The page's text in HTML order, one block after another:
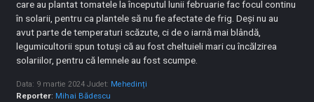
care au plantat tomatele la începutul lunii februarie fac focul continu
în solarii, pentru ca plantele să nu fie afectate de frig. Deși nu au
avut parte de temperaturi scăzute, ci de o iarnă mai blândă,
legumicultorii spun totuși că au fost cheltuieli mari cu încălzirea
solariilor, pentru că lemnele au fost scumpe.
Data: 9 martie 2024 Judet: Mehedinți
Reporter: Mihai Bădescu